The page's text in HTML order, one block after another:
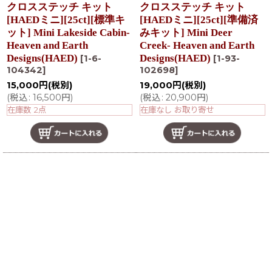
クロスステッチ キット
[HAEDミニ][25ct][標準キ
ット] Mini Lakeside Cabin-
Heaven and Earth
Designs(HAED) [1-6-
104342]
15,000 円 (税別)
(税込: 16,500円)
在庫数 2点
クロスステッチ キット
[HAEDミニ][25ct][準備済
みキット] Mini Deer
Creek- Heaven and Earth
Designs(HAED) [1-93-
102698]
19,000 円 (税別)
(税込: 20,900円)
在庫なし お取り寄せ